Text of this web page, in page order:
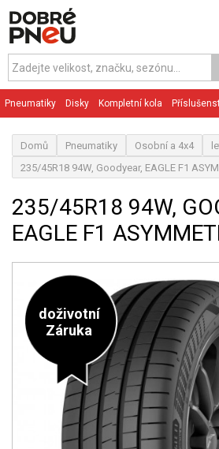
Pneumatiky Disky Kompletní kola
Domů Pneumatiky Osobní a 4x4
235/45R18 94W, Goodyear, EAGLE F1
235/45R18 94W,
EAGLE F1
doživotní
Záruka